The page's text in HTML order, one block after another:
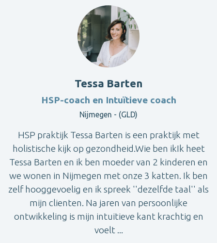
Tessa Barten
HSP-coach en Intuïtieve coach
Nijmegen - (GLD)
HSP praktijk Tessa Barten is een praktijk met
holistische kijk op gezondheid.Wie ben ikIk heet
Tessa Barten en ik ben moeder van 2 kinderen en
we wonen in Nijmegen met onze 3 katten. Ik ben
zelf hooggevoelig en ik spreek ''dezelfde taal'' als
mijn clienten. Na jaren van persoonlijke
ontwikkeling is mijn intuitieve kant krachtig en
voelt ...